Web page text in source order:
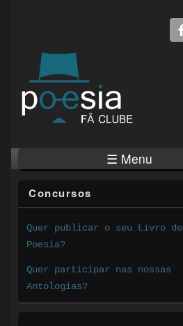
☰ Menu
Concursos
Quer publicar o seu Livro de
Poesia?
Quer participar nas nossas
Antologias?